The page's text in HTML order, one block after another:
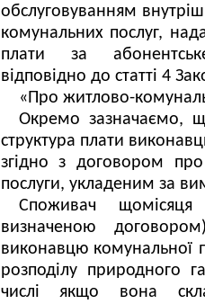
обслуговуванням
комунальних послуг,
плати за
відповідно до статті 4
«Про житлово-
Окремо зазначаємо,
структура плати
згідно з договором про
послуги, укладеним за
Споживач
визначеною
виконавцю комунальної
розподілу природного
числі якщо вона